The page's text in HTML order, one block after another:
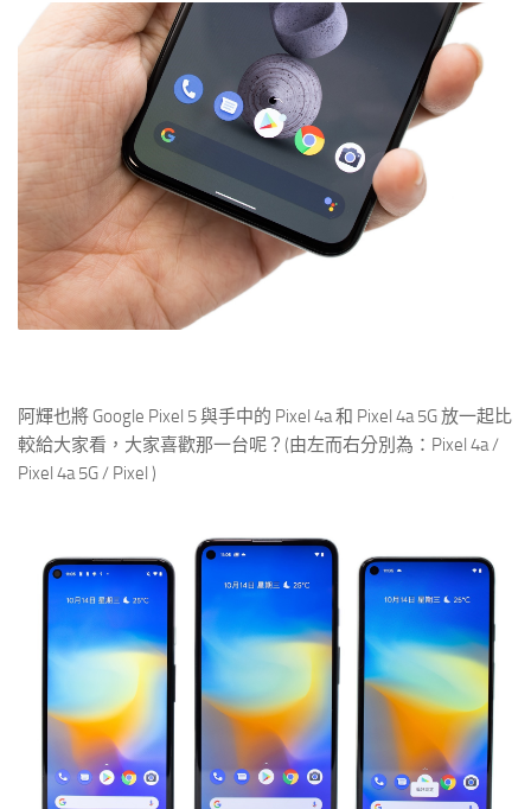
阿輝也將 Google Pixel 5 與手中的 Pixel 4a 和 Pixel 4a 5G 放一起比
較給大家看，大家喜歡那一台呢？(由左而右分別為：Pixel 4a /
Pixel 4a 5G / Pixel )